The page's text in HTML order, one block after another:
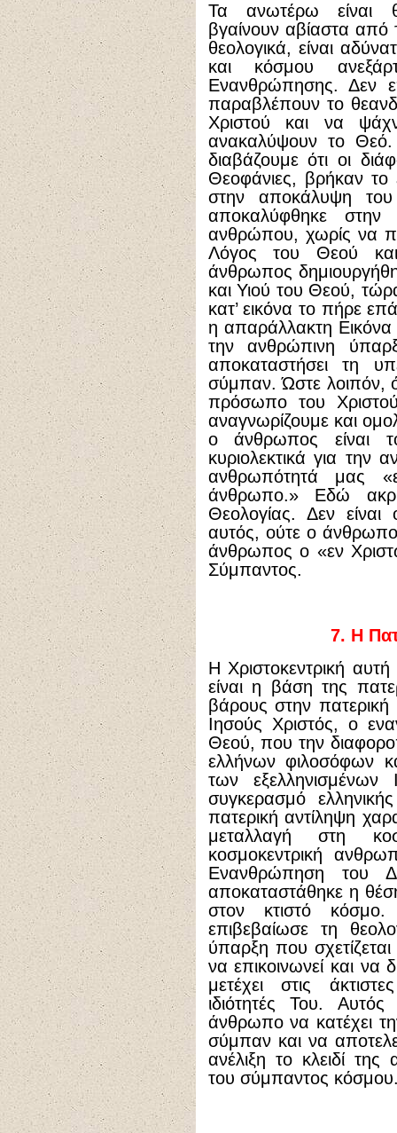
Τα ανωτέρω είναι
βγαίνουν αβίαστα από
θεολογικά, είναι
και κόσμου
Ενανθρώπησης. Δεν
παραβλέπουν το
Χριστού και να
ανακαλύψουν το
διαβάζουμε ότι οι
Θεοφάνιες, βρήκαν το
στην αποκάλυψη
αποκαλύφθηκε
ανθρώπου, χωρίς να
Λόγος του Θεού
άνθρωπος
και Υιού του Θεού,
κατ’ εικόνα το πήρε
η απαράλλακτη
την ανθρώπινη
αποκαταστήσει τη
σύμπαν. Ώστε λοιπόν,
πρόσωπο του
αναγνωρίζουμε και
ο άνθρωπος είναι
κυριολεκτικά για την
ανθρωπότητά μας
άνθρωπο.» Εδώ
Θεολογίας. Δεν
αυτός, ούτε ο
άνθρωπος ο «εν
Σύμπαντος.
7. Η
Η Χριστοκεντρική
είναι η βάση της
βάρους στην
Ιησούς Χριστός, ο
Θεού, που την
ελλήνων φιλοσόφων
των
συγκερασμό
πατερική αντίληψη
μεταλλαγή στη
κοσμοκεντρική
Ενανθρώπηση του
αποκαταστάθηκε η
στον κτιστό
επιβεβαίωσε τη
ύπαρξη που
να επικοινωνεί και να
μετέχει στις
ιδιότητές Του.
άνθρωπο να κατέχει
σύμπαν και να
ανέλιξη το κλειδί της
του σύμπαντος